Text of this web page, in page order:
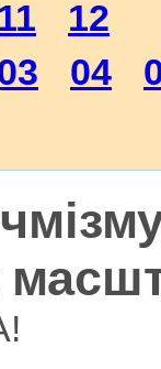
11
12
04